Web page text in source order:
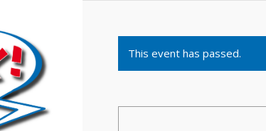
This event has passed.